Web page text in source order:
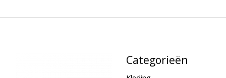
Categorieën